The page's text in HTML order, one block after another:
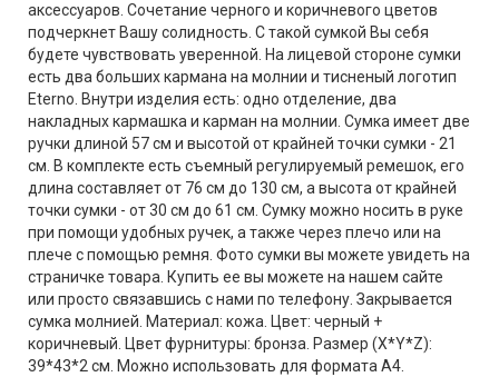
аксессуаров. Сочетание черного и коричневого цветов
подчеркнет Вашу солидность. С такой сумкой Вы себя
будете чувствовать уверенной. На лицевой стороне сумки
есть два больших кармана на молнии и тисненый логотип
Eterno. Внутри изделия есть: одно отделение, два
накладных кармашка и карман на молнии. Сумка имеет две
ручки длиной 57 см и высотой от крайней точки сумки - 21
см. В комплекте есть съемный регулируемый ремешок, его
длина составляет от 76 см до 130 см, а высота от крайней
точки сумки - от 30 см до 61 см. Сумку можно носить в руке
при помощи удобных ручек, а также через плечо или на
плече с помощью ремня. Фото сумки вы можете увидеть на
страничке товара. Купить ее вы можете на нашем сайте
или просто связавшись с нами по телефону. Закрывается
сумка молнией. Материал: кожа. Цвет: черный +
коричневый. Цвет фурнитуры: бронза. Размер (X*Y*Z):
39*43*2 см. Можно использовать для формата А4.